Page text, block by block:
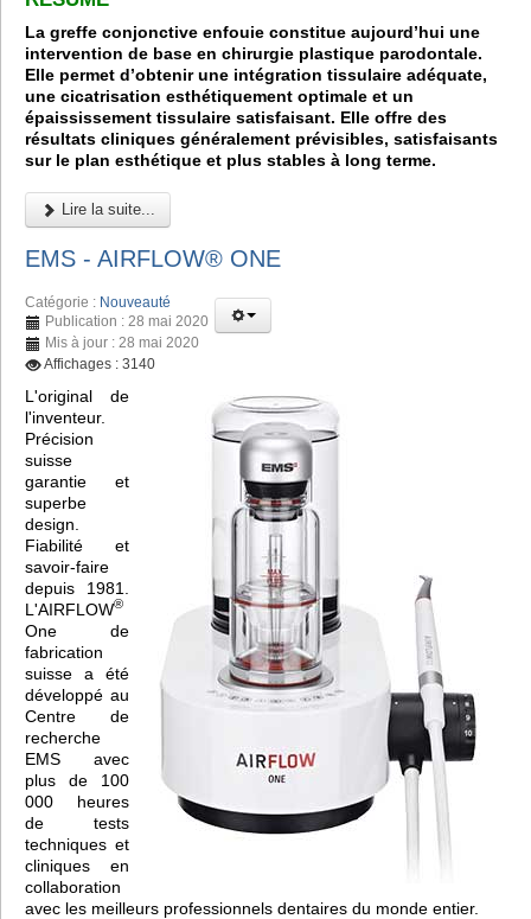
La greffe conjonctive enfouie constitue aujourd’hui une
intervention de base en chirurgie plastique parodontale.
Elle permet d’obtenir une intégration tissulaire adéquate,
une cicatrisation esthétiquement optimale et un
épaississement tissulaire satisfaisant. Elle offre des
résultats cliniques généralement prévisibles, satisfaisants
sur le plan esthétique et plus stables à long terme.
Lire la suite...
EMS - AIRFLOW® ONE
Catégorie : Nouveauté
Publication : 28 mai 2020
Mis à jour : 28 mai 2020
Affichages : 3140
L'original de
l'inventeur.
Précision
suisse
garantie et
superbe
design.
Fiabilité et
savoir-faire
depuis 1981.
L'AIRFLOW®
One de
fabrication
suisse a été
développé au
Centre de
recherche
EMS avec
plus de 100
000 heures
de tests
techniques et
cliniques en
collaboration
avec les meilleurs professionnels dentaires du monde entier.